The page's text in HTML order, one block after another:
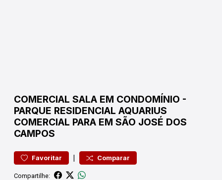
COMERCIAL SALA EM CONDOMÍNIO -
PARQUE RESIDENCIAL AQUARIUS
COMERCIAL PARA EM SÃO JOSÉ DOS
CAMPOS
Favoritar | Comparar
Compartilhe: